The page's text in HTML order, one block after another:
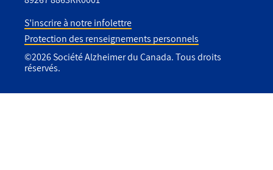
Utility
Footer
S’inscrire à notre infolettre
Protection des renseignements personnels
©2026 Société Alzheimer du Canada. Tous droits
réservés.